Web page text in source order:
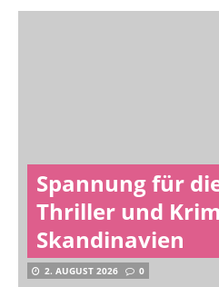
Spannung für
Thriller und
Skandinavien
2. AUGUST 2026 0